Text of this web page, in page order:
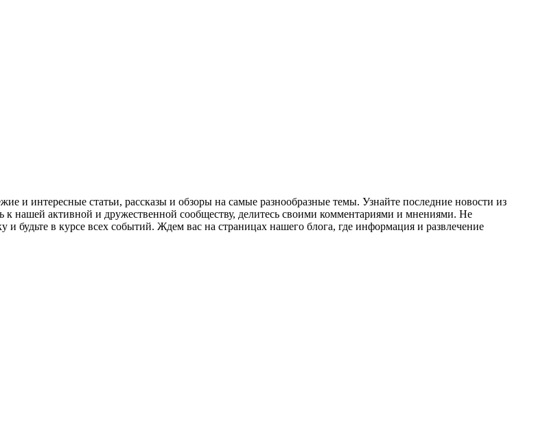
и интересные статьи, рассказы и обзоры на самые разнообразные темы. Узнайте последние новости из
к нашей активной и дружественной сообществу, делитесь своими комментариями и мнениями. Не
будьте в курсе всех событий. Ждем вас на страницах нашего блога, где информация и развлечение